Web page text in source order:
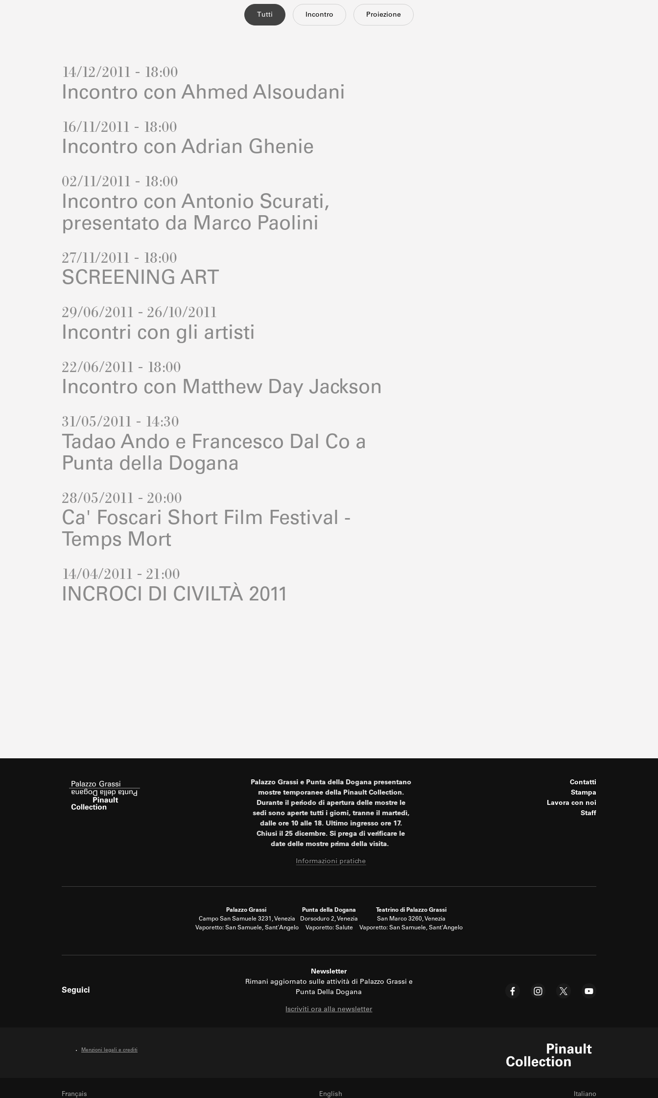
Tutti Incontro Proiezione
14/12/2011 - 18:00
Incontro con Ahmed Alsoudani
16/11/2011 - 18:00
Incontro con Adrian Ghenie
02/11/2011 - 18:00
Incontro con Antonio Scurati,
presentato da Marco Paolini
27/11/2011 - 18:00
SCREENING ART
29/06/2011 - 26/10/2011
Incontri con gli artisti
22/06/2011 - 18:00
Incontro con Matthew Day Jackson
31/05/2011 - 14:30
Tadao Ando e Francesco Dal Co a
Punta della Dogana
28/05/2011 - 20:00
Ca' Foscari Short Film Festival -
Temps Mort
14/04/2011 - 21:00
INCROCI DI CIVILTÀ 2011
Palazzo Grassi e Punta della Dogana presentano
mostre temporanee della Pinault Collection.
Durante il periodo di apertura delle mostre le
sedi sono aperte tutti i giorni, tranne il martedì,
dalle ore 10 alle 18. Ultimo ingresso ore 17.
Chiusi il 25 dicembre. Si prega di verificare le
date delle mostre prima della visita.
Informazioni pratiche
Contatti
Stampa
Lavora con noi
Staff
Palazzo Grassi
Campo San Samuele 3231, Venezia
Vaporetto: San Samuele, Sant'Angelo
Punta della Dogana
Dorsoduro 2, Venezia
Vaporetto: Salute
Teatrino di Palazzo Grassi
San Marco 3260, Venezia
Vaporetto: San Samuele, Sant'Angelo
Seguici
Newsletter
Rimani aggiornato sulle attività di Palazzo Grassi e
Punta Della Dogana
Iscriviti ora alla newsletter
Menzioni legali e crediti
Français English Italiano